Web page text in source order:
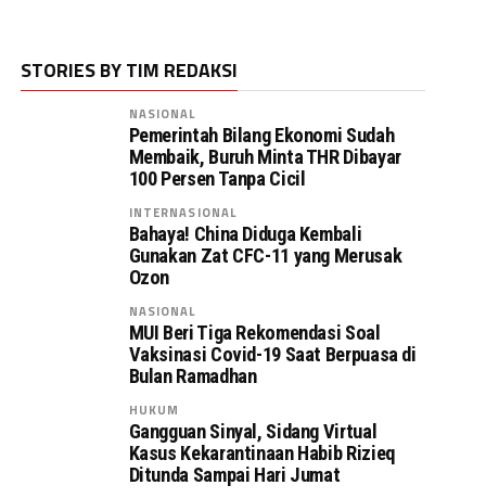
STORIES BY TIM REDAKSI
NASIONAL
Pemerintah Bilang Ekonomi Sudah
Membaik, Buruh Minta THR Dibayar
100 Persen Tanpa Cicil
INTERNASIONAL
Bahaya! China Diduga Kembali
Gunakan Zat CFC-11 yang Merusak
Ozon
NASIONAL
MUI Beri Tiga Rekomendasi Soal
Vaksinasi Covid-19 Saat Berpuasa di
Bulan Ramadhan
HUKUM
Gangguan Sinyal, Sidang Virtual
Kasus Kekarantinaan Habib Rizieq
Ditunda Sampai Hari Jumat